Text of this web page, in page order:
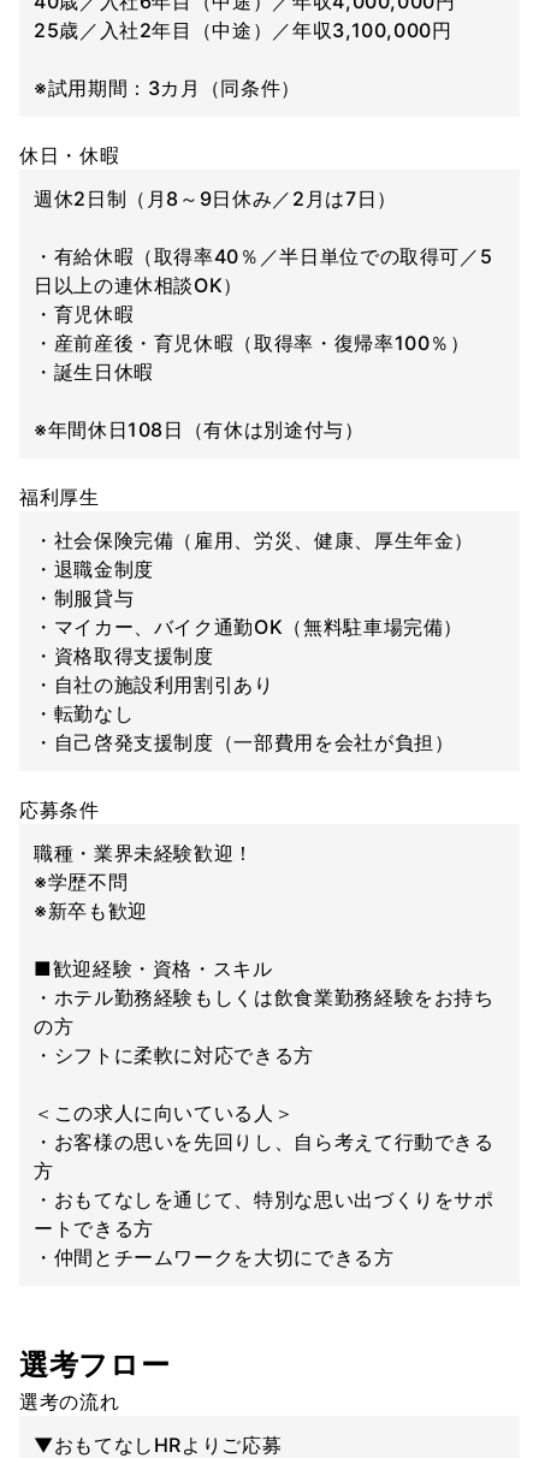
25歳／入社2年目（中途）／年収3,100,000円
※試用期間：3カ月（同条件）
休日・休暇
週休2日制（月8～9日休み／2月は7日）
・有給休暇（取得率40％／半日単位での取得可／5
日以上の連休相談OK）
・育児休暇
・産前産後・育児休暇（取得率・復帰率100％）
・誕生日休暇
※年間休日108日（有休は別途付与）
福利厚生
・社会保険完備（雇用、労災、健康、厚生年金）
・退職金制度
・制服貸与
・マイカー、バイク通勤OK（無料駐車場完備）
・資格取得支援制度
・自社の施設利用割引あり
・転勤なし
・自己啓発支援制度（一部費用を会社が負担）
応募条件
職種・業界未経験歓迎！
※学歴不問
※新卒も歓迎
■歓迎経験・資格・スキル
・ホテル勤務経験もしくは飲食業勤務経験をお持ち
の方
・シフトに柔軟に対応できる方
＜この求人に向いている人＞
・お客様の思いを先回りし、自ら考えて行動できる
方
・おもてなしを通じて、特別な思い出づくりをサポ
ートできる方
・仲間とチームワークを大切にできる方
選考フロー
選考の流れ
▼おもてなしHRよりご応募